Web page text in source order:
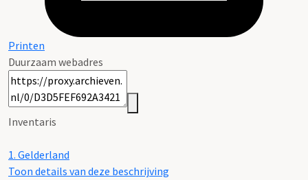
Printen
Duurzaam webadres
Inventaris
1. Gelderland
Toon details van deze beschrijving